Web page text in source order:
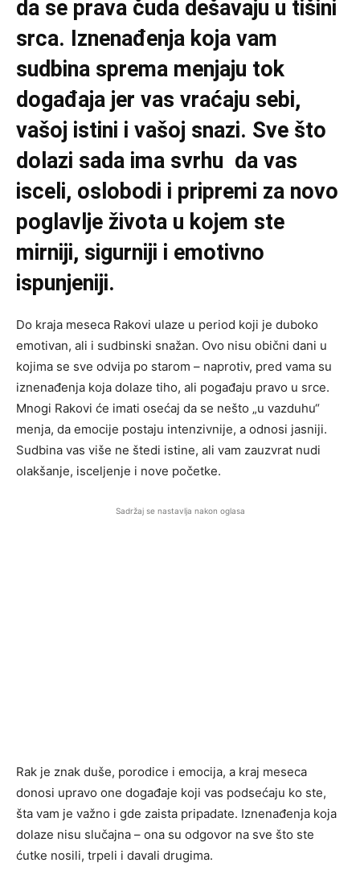
da se prava čuda dešavaju u tišini
srca. Iznenađenja koja vam
sudbina sprema menjaju tok
događaja jer vas vraćaju sebi,
vašoj istini i vašoj snazi. Sve što
dolazi sada ima svrhu da vas
isceli, oslobodi i pripremi za novo
poglavlje života u kojem ste
mirniji, sigurniji i emotivno
ispunjeniji.
Do kraja meseca Rakovi ulaze u period koji je duboko
emotivan, ali i sudbinski snažan. Ovo nisu obični dani u
kojima se sve odvija po starom – naprotiv, pred vama su
iznenađenja koja dolaze tiho, ali pogađaju pravo u srce.
Mnogi Rakovi će imati osećaj da se nešto „u vazduhu“
menja, da emocije postaju intenzivnije, a odnosi jasniji.
Sudbina vas više ne štedi istine, ali vam zauzvrat nudi
olakšanje, isceljenje i nove početke.
Sadržaj se nastavlja nakon oglasa
Rak je znak duše, porodice i emocija, a kraj meseca
donosi upravo one događaje koji vas podsećaju ko ste,
šta vam je važno i gde zaista pripadate. Iznenađenja koja
dolaze nisu slučajna – ona su odgovor na sve što ste
ćutke nosili, trpeli i davali drugima.